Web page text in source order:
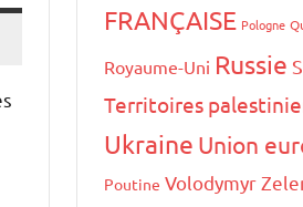
FRANÇAISE Pologne
Royaume-Uni Russie
Territoires
Ukraine Union
Poutine Volodymyr